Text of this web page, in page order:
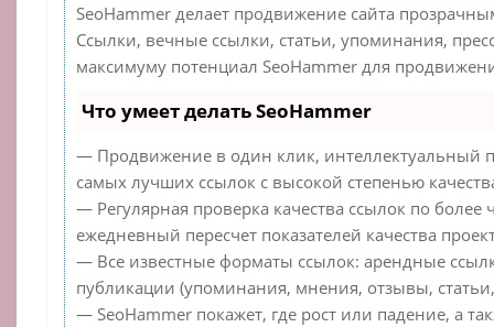
SeoHammer делает продвижение сайта
Ссылки, вечные ссылки, статьи, упоминания,
максимуму потенциал SeoHammer для
Что умеет делать SeoHammer
— Продвижение в один клик, интеллектуальный
самых лучших ссылок с высокой степенью
— Регулярная проверка качества ссылок по более
ежедневный пересчет показателей качества
— Все известные форматы ссылок: арендные
публикации (упоминания, мнения, отзывы,
— SeoHammer покажет, где рост или падение, а